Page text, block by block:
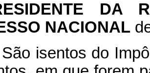
DA
NACIONAL
São isentos do